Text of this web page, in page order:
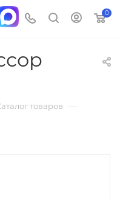
0
товаров —